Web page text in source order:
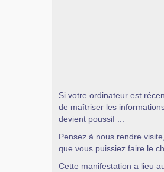
Si votre ordinateur est
de maîtriser les
devient poussif ...
Pensez à nous rendre
que vous puissiez faire le
Cette manifestation a lieu